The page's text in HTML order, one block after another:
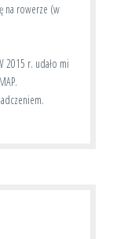
na rowerze (w
2015 r. udało mi